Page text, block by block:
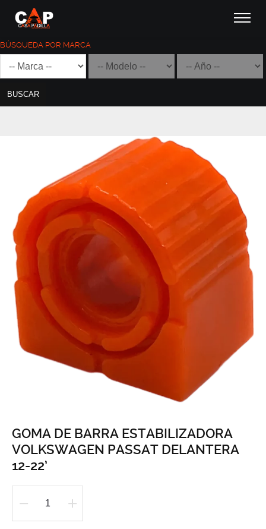
BÚSQUEDA POR MARCA
BUSCAR
GOMA DE BARRA ESTABILIZADORA
VOLKSWAGEN PASSAT DELANTERA
12-22’
GOMA